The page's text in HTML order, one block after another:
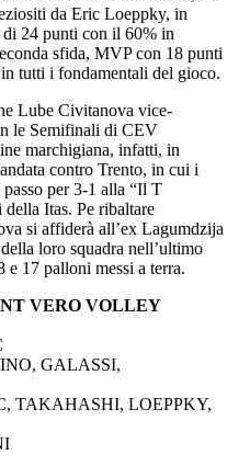
da Eric Loeppky, in
di 24 punti con il 60% in
sfida, MVP con 18 punti
tutti i fondamentali del gioco.
Lube Civitanova vice-
le Semifinali di CEV
marchigiana, infatti, in
contro Trento, in cui i
per 3-1 alla “Il T
Itas. Pe ribaltare
si affiderà all’ex Lagumdzija
loro squadra nell’ultimo
e 17 palloni messi a terra.
VERO VOLLEY
GALASSI,
TAKAHASHI, LOEPPKY,